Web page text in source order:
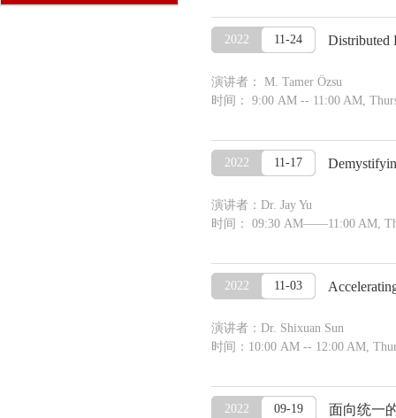
2022 11-24 Distributed
演讲者： M. Tamer Özsu
时间： 9:00 AM -- 11:00 AM,
2022 11-17
演讲者：Dr. Jay Yu
时间： 09:30 AM——11:00 AM,
2022 11-03
演讲者：Dr. Shixuan Sun
时间：10:00 AM -- 12:00 AM,
2022 09-19 面向统一